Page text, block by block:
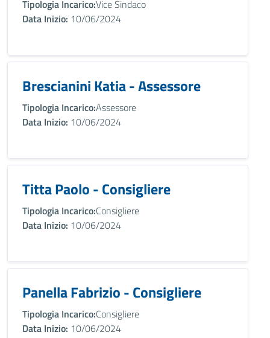
Tipologia Incarico:Vice Sindaco
Data Inizio: 10/06/2024
Brescianini Katia - Assessore
Tipologia Incarico:Assessore
Data Inizio: 10/06/2024
Titta Paolo - Consigliere
Tipologia Incarico:Consigliere
Data Inizio: 10/06/2024
Panella Fabrizio - Consigliere
Tipologia Incarico:Consigliere
Data Inizio: 10/06/2024